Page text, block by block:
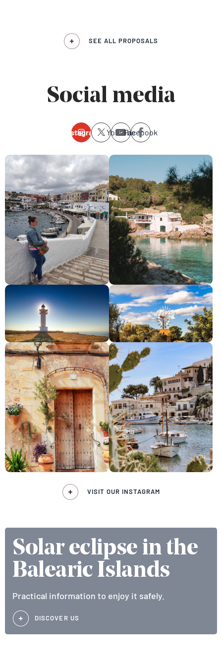
SEE ALL PROPOSALS
Social media
Instagram YoutubeFacebook
VISIT OUR INSTAGRAM
Solar eclipse in the
Balearic Islands
Practical information to enjoy it safely.
DISCOVER US